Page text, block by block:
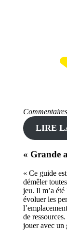
LIRE
« Grande
« Ce guide
démêler
jeu. Il m’a
évoluer les
de
jouer avec un